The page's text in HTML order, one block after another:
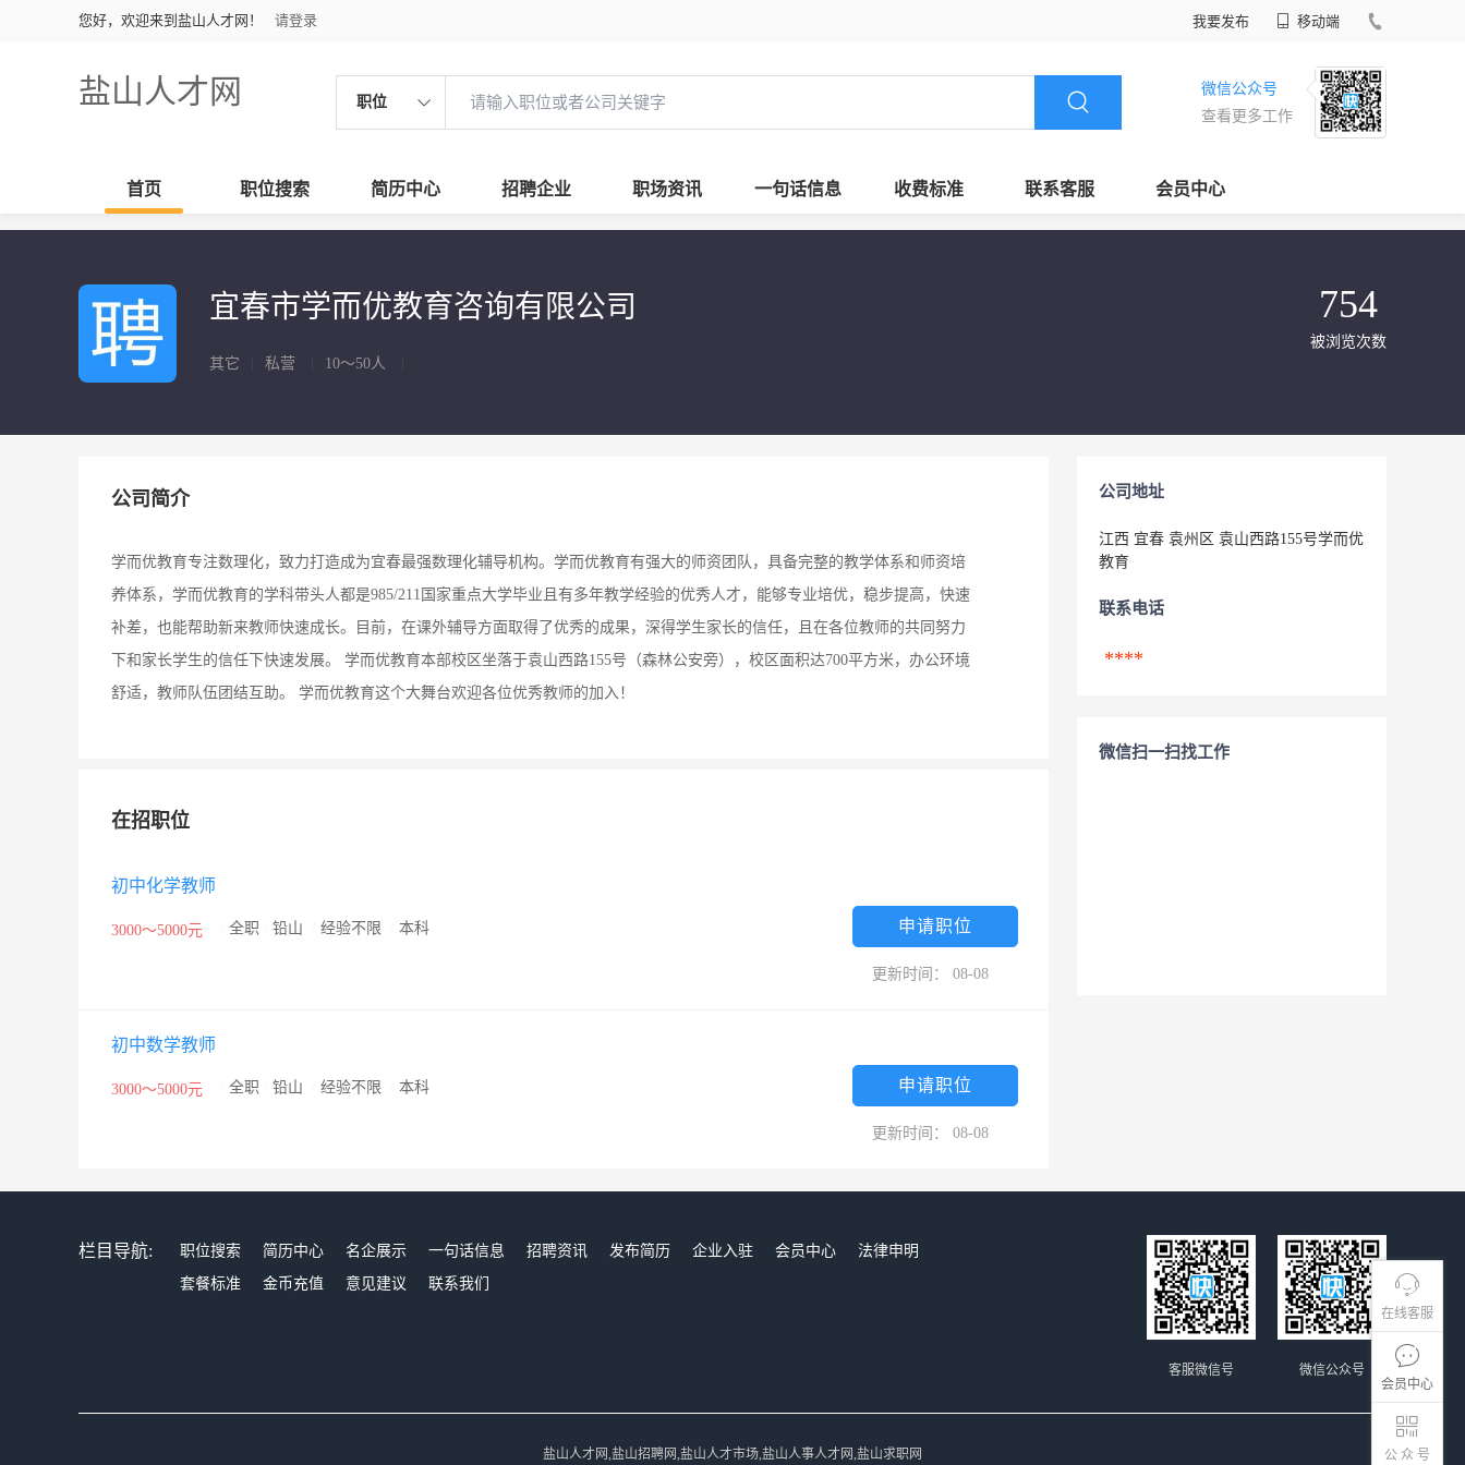
您好，欢迎来到盐山人才网！ 请登录 我要发布 移动端
盐山人才网 职位
微信公众号
查看更多工作
首页 职位搜索 简历中心 招聘企业 职场资讯 一句话信息 收费标准 联系客服 会员中心
在线客服
会员中心
公 众 号
宜春市学而优教育咨询有限公司
其它 私营 10～50人
754
被浏览次数
公司简介
学而优教育专注数理化，致力打造成为宜春最强数理化辅导机构。学而优教育有强大的师资团队，具备完整的教学体系和师资培
养体系，学而优教育的学科带头人都是985/211国家重点大学毕业且有多年教学经验的优秀人才，能够专业培优，稳步提高，快速
补差，也能帮助新来教师快速成长。目前，在课外辅导方面取得了优秀的成果，深得学生家长的信任，且在各位教师的共同努力
下和家长学生的信任下快速发展。 学而优教育本部校区坐落于袁山西路155号（森林公安旁），校区面积达700平方米，办公环境
舒适，教师队伍团结互助。 学而优教育这个大舞台欢迎各位优秀教师的加入！
在招职位
初中化学教师
3000～5000元 全职 铅山 经验不限 本科 申请职位
更新时间： 08-08
初中数学教师
3000～5000元 全职 铅山 经验不限 本科 申请职位
更新时间： 08-08
公司地址
江西 宜春 袁州区 袁山西路155号学而优
教育
联系电话
****
微信扫一扫找工作
栏目导航: 职位搜索 简历中心 名企展示 一句话信息 招聘资讯 发布简历 企业入驻 会员中心
法律申明
套餐标准
金币充值 意见建议 联系我们
微信公众号
客服微信号
盐山人才网,盐山招聘网,盐山人才市场,盐山人事人才网,盐山求职网